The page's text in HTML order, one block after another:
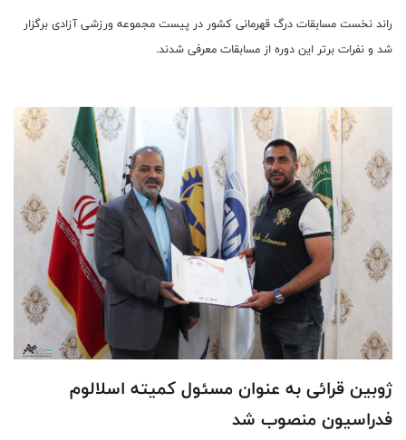
راند نخست مسابقات درگ قهرمانی کشور در پیست مجموعه ورزشی آزادی برگزار
شد و نفرات برتر این دوره از مسابقات معرفی شدند.
ژوبین قرائی به عنوان مسئول کمیته اسلالوم
فدراسیون منصوب شد